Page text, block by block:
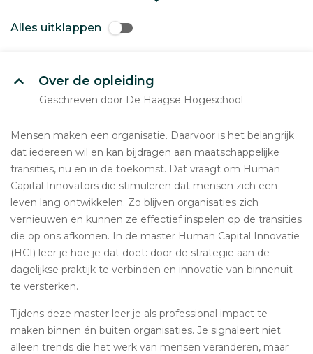
Alles uitklappen
Over de opleiding
Geschreven door De Haagse Hogeschool
Mensen maken een organisatie. Daarvoor is het belangrijk
dat iedereen wil en kan bijdragen aan maatschappelijke
transities, nu en in de toekomst. Dat vraagt om Human
Capital Innovators die stimuleren dat mensen zich een
leven lang ontwikkelen. Zo blijven organisaties zich
vernieuwen en kunnen ze effectief inspelen op de transities
die op ons afkomen. In de master Human Capital Innovatie
(HCI) leer je hoe je dat doet: door de strategie aan de
dagelijkse praktijk te verbinden en innovatie van binnenuit
te versterken.
Tijdens deze master leer je als professional impact te
maken binnen én buiten organisaties. Je signaleert niet
alleen trends die het werk van mensen veranderen, maar